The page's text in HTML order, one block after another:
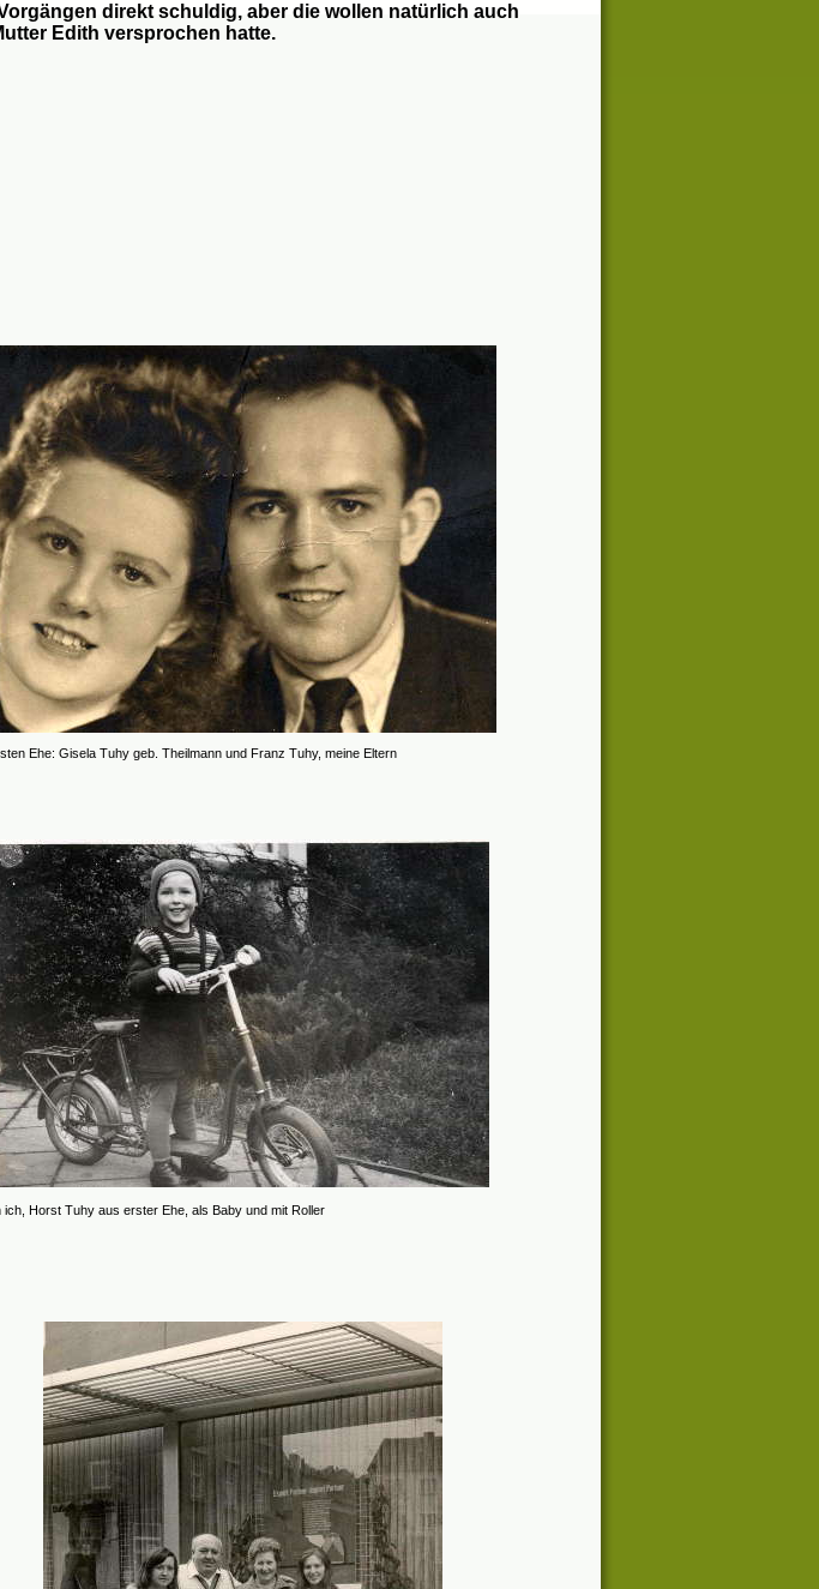
orgängen direkt schuldig, aber die wollen natür lich auch
Edith versprochen hatte.
Ehe: Gisela Tuhy geb. Theilmann und Franz Tuhy, meine Eltern
Tuhy aus erster Ehe, als Baby und mit Roller